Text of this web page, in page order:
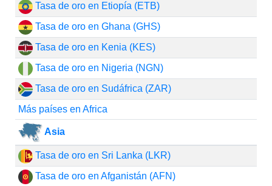
Tasa de oro en Etiopía (ETB)
Tasa de oro en Ghana (GHS)
Tasa de oro en Kenia (KES)
Tasa de oro en Nigeria (NGN)
Tasa de oro en Sudáfrica (ZAR)
Más países en Africa
Asia
Tasa de oro en Sri Lanka (LKR)
Tasa de oro en Afganistán (AFN)